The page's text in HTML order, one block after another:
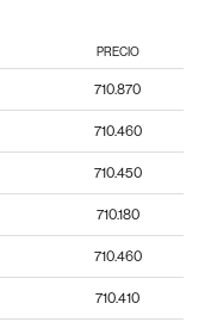
PRECIO
710.870
710.460
710.450
710.180
710.460
710.410